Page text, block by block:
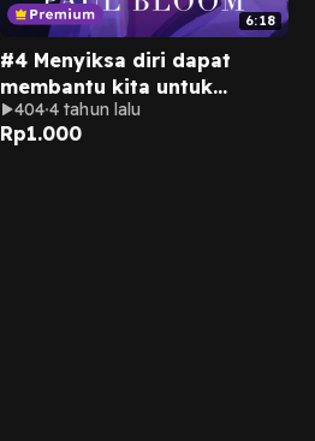
6:18
#4 Menyiksa diri dapat
membantu kita untuk
menemukan makna dan
tujuan.
404 4 tahun lalu
Rp1.000